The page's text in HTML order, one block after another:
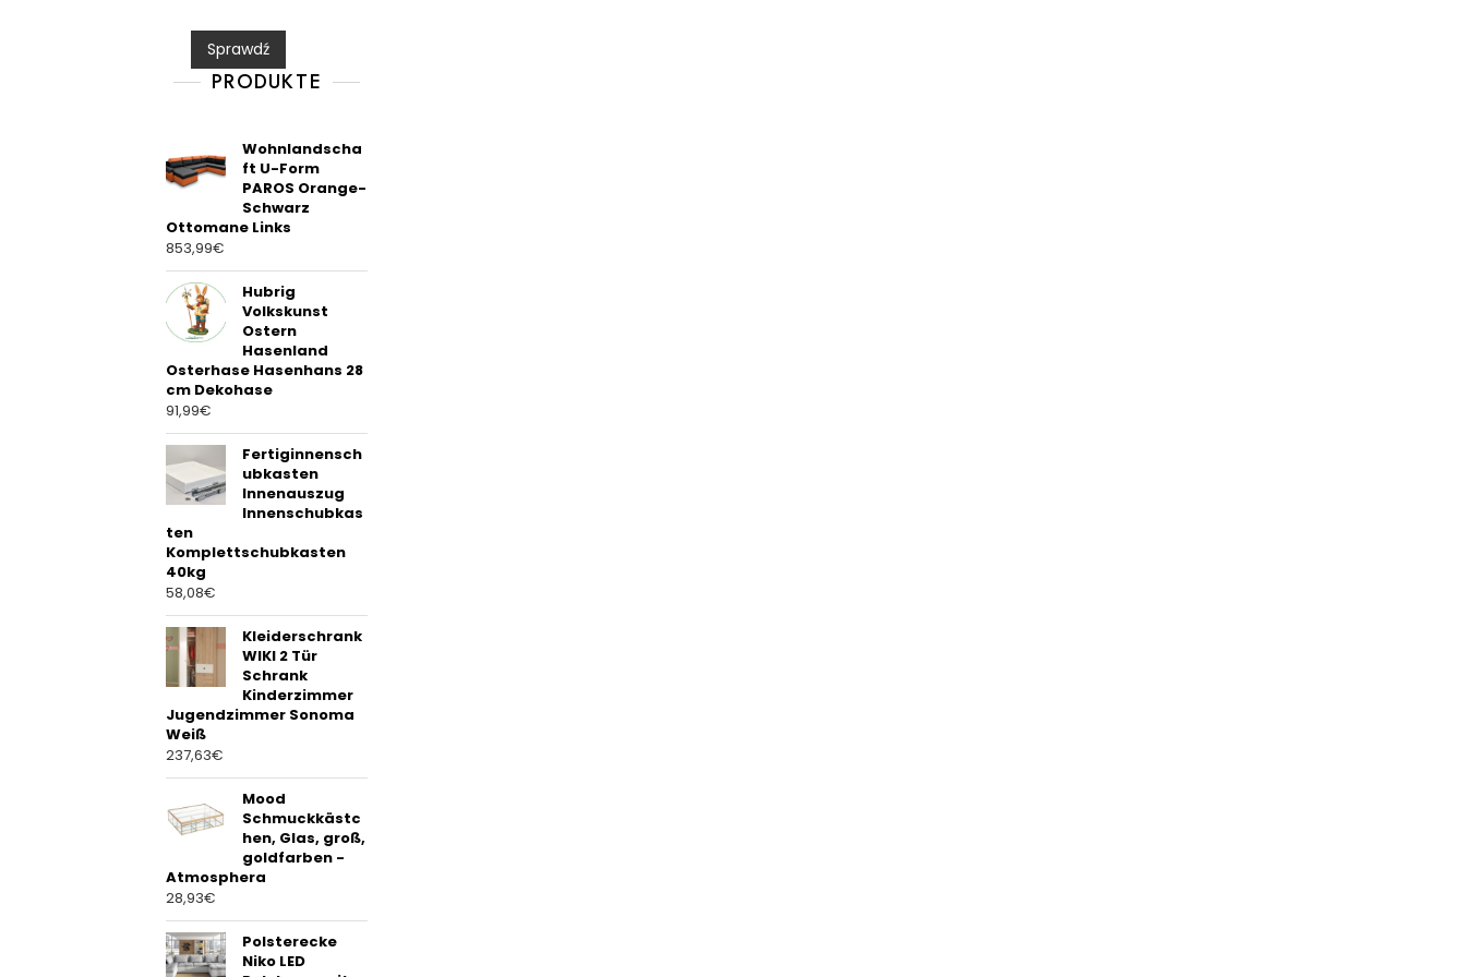
0
o
u
t
Sprawdź
PRODUKTE
Wohnlandscha
ft U-Form
PAROS Orange-
Schwarz
Ottomane Links
853,99€
Hubrig
Volkskunst
Ostern
Hasenland
Osterhase Hasenhans 28
cm Dekohase
91,99€
Fertiginnensch
ubkasten
Innenauszug
Innenschubkas
ten
Komplettschubkasten
40kg
58,08€
Kleiderschrank
WIKI 2 Tür
Schrank
Kinderzimmer
Jugendzimmer Sonoma
Weiß
237,63€
Mood
Schmuckkästc
hen, Glas, groß,
goldfarben -
Atmosphera
28,93€
Polsterecke
Niko LED